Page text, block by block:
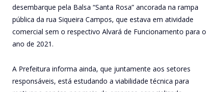
desembarque pela Balsa “Santa Rosa” ancorada na rampa
pública da rua Siqueira Campos, que estava em atividade
comercial sem o respectivo Alvará de Funcionamento para o
ano de 2021.
A Prefeitura informa ainda, que juntamente aos setores
responsáveis, está estudando a viabilidade técnica para